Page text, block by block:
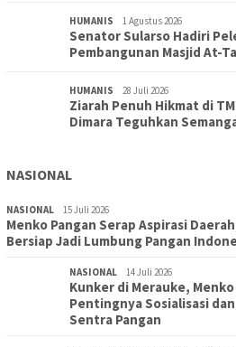
HUMANIS 1 Agustus 2026
Senator Sularso Hadiri
Pembangunan Masjid At-
HUMANIS 28 Juli 2026
Ziarah Penuh Hikmat di
Dimara Teguhkan
NASIONAL
NASIONAL 15 Juli 2026
Menko Pangan Serap Aspirasi
Bersiap Jadi Lumbung Pangan
NASIONAL 14 Juli 2026
Kunker di Merauke,
Pentingnya Sosialisasi
Sentra Pangan